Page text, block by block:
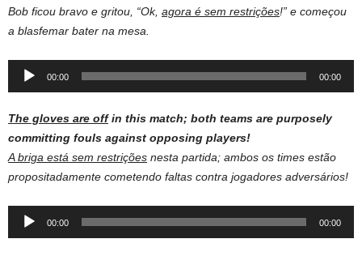
Bob ficou bravo e gritou, “Ok, agora é sem restrições!” e começou
a blasfemar bater na mesa.
Audio
00:00 00:00
The gloves are offin this match; both teams are purposely
committing fouls against opposing players!
A briga está sem restrições nesta partida; ambos os times estão
propositadamente cometendo faltas contra jogadores adversários!
Audio
00:00 00:00